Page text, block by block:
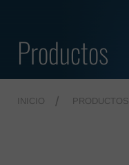
Productos
INICIO PRODUCTOS